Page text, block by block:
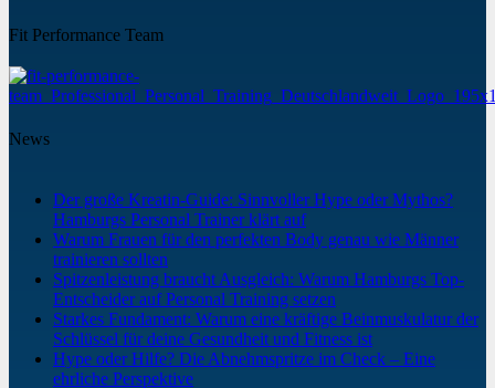
Fit Performance Team
News
Der große Kreatin-Guide: Sinnvoller Hype oder Mythos?
Hamburgs Personal Trainer klärt auf
Warum Frauen für den perfekten Body genau wie Männer
trainieren sollten
Spitzenleistung braucht Ausgleich: Warum Hamburgs Top-
Entscheider auf Personal Training setzen
Starkes Fundament: Warum eine kräftige Beinmuskulatur der
Schlüssel für deine Gesundheit und Fitness ist
Hype oder Hilfe? Die Abnehmspritze im Check – Eine
ehrliche Perspektive